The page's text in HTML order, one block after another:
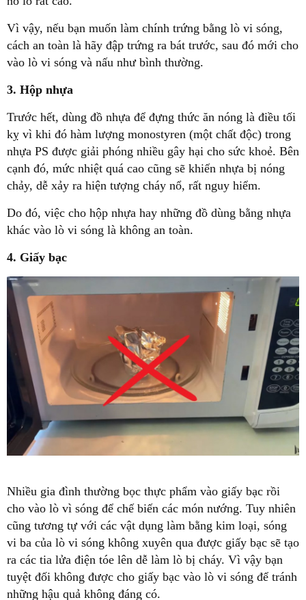
Vì vậy, nếu bạn muốn làm chính trứng bằng lò vi sóng,
cách an toàn là hãy đập trứng ra bát trước, sau đó mới cho
vào lò vi sóng và nấu như bình thường.
3. Hộp nhựa
Trước hết, dùng đồ nhựa để đựng thức ăn nóng là điều tối
kỵ vì khi đó hàm lượng monostyren (một chất độc) trong
nhựa PS được giải phóng nhiều gây hại cho sức khoẻ. Bên
cạnh đó, mức nhiệt quá cao cũng sẽ khiến nhựa bị nóng
chảy, dễ xảy ra hiện tượng cháy nổ, rất nguy hiểm.
Do đó, việc cho hộp nhựa hay những đồ dùng bằng nhựa
khác vào lò vi sóng là không an toàn.
4. Giấy bạc
Nhiều gia đình thường bọc thực phẩm vào giấy bạc rồi
cho vào lò vì sóng để chế biến các món nướng. Tuy nhiên
cũng tương tự với các vật dụng làm bằng kim loại, sóng
vi ba của lò vi sóng không xuyên qua được giấy bạc sẽ tạo
ra các tia lửa điện tóe lên dễ làm lò bị cháy. Vì vậy bạn
tuyệt đối không được cho giấy bạc vào lò vi sóng để tránh
những hậu quả không đáng có.